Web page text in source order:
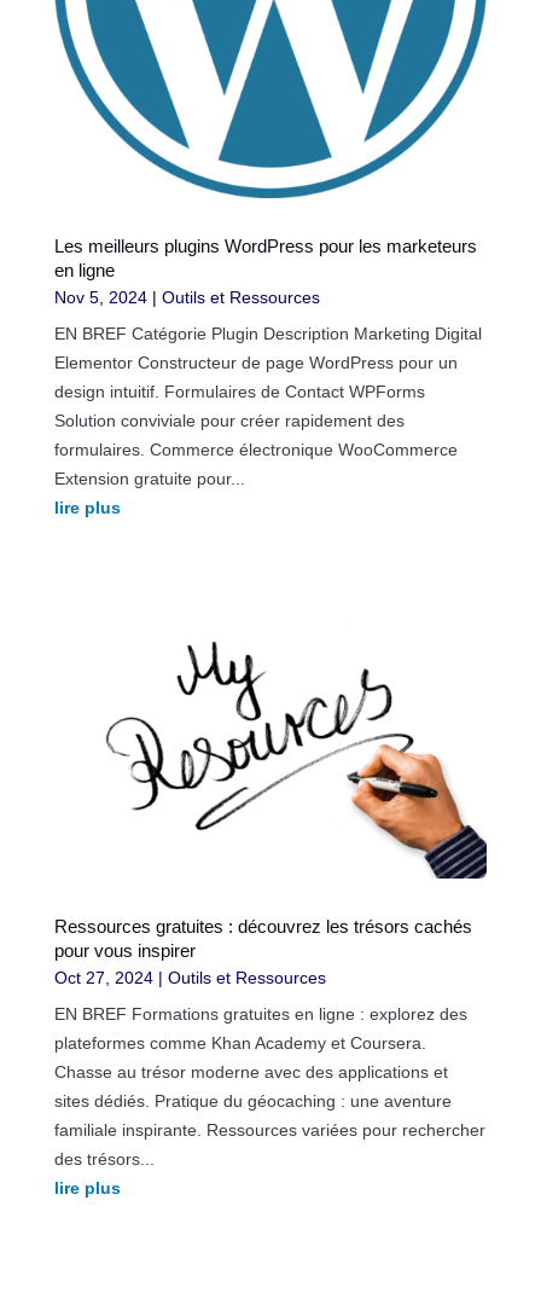
Les meilleurs plugins WordPress pour les marketeurs
en ligne
Nov 5, 2024| Outils et Ressources
EN BREF Catégorie Plugin Description Marketing Digital
Elementor Constructeur de page WordPress pour un
design intuitif. Formulaires de Contact WPForms
Solution conviviale pour créer rapidement des
formulaires. Commerce électronique WooCommerce
Extension gratuite pour...
lire plus
Ressources gratuites : découvrez les trésors cachés
pour vous inspirer
Oct 27, 2024| Outils et Ressources
EN BREF Formations gratuites en ligne : explorez des
plateformes comme Khan Academy et Coursera.
Chasse au trésor moderne avec des applications et
sites dédiés. Pratique du géocaching : une aventure
familiale inspirante. Ressources variées pour rechercher
des trésors...
lire plus